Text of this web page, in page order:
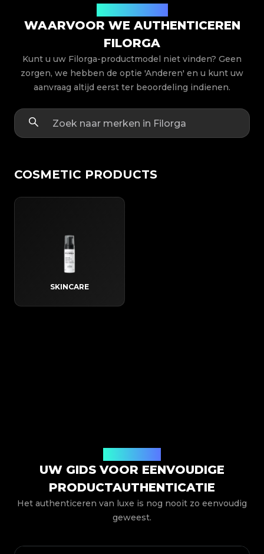
WAARVOOR WE AUTHENTICEREN
FILORGA
Kunt u uw Filorga-productmodel niet vinden? Geen
zorgen, we hebben de optie 'Anderen' en u kunt uw
aanvraag altijd eerst ter beoordeling indienen.
COSMETIC PRODUCTS
SKINCARE
UW GIDS VOOR EENVOUDIGE
PRODUCTAUTHENTICATIE
Het authenticeren van luxe is nog nooit zo eenvoudig
geweest.